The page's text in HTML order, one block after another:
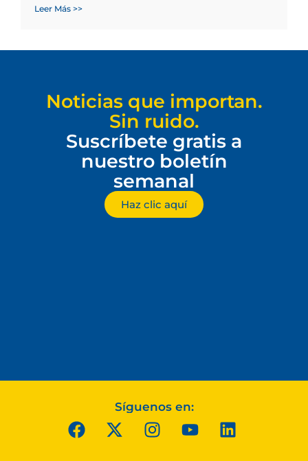
Leer Más >>
Noticias que importan.
Sin ruido.
Suscríbete gratis a
nuestro boletín
semanal
Haz clic aquí
Síguenos en: